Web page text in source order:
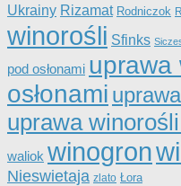
Ukrainy Rizamat Rodniczok
winorośli Sfinks
pod osłonami uprawa
osłonami
uprawa
waliok winogron
Nieswietaja zlato Łora